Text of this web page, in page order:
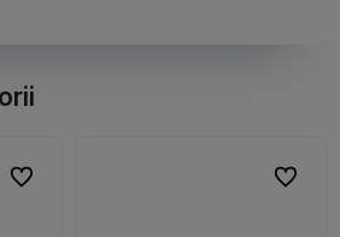
Do ulubionych
Do ulubionych Do
Do